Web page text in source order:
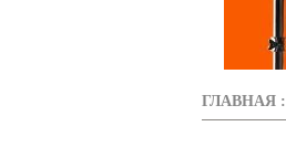
ГЛАВНАЯ :